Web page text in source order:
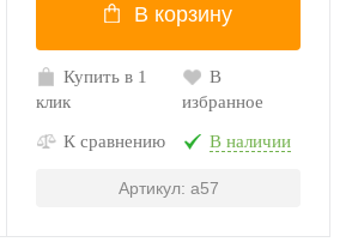
В корзину
Купить в 1
клик
В
избранное
К сравнению В наличии
Артикул: а57